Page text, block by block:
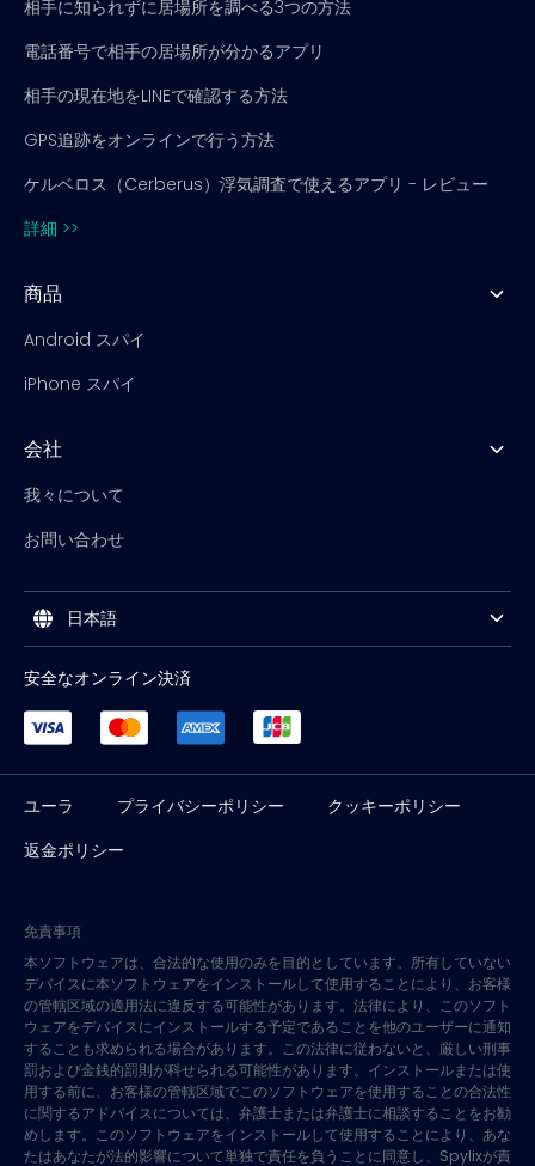
相手に知られずに居場所を調べる3つの方法
電話番号で相手の居場所が分かるアプリ
相手の現在地をLINEで確認する方法
GPS追跡をオンラインで行う方法
ケルベロス（Cerberus）浮気調査で使えるアプリ - レビュー
詳細 >>
商品
Android スパイ
iPhone スパイ
会社
我々について
お問い合わせ
日本語
安全なオンライン決済
ユーラ プライバシーポリシー
クッキーポリシー
返金ポリシー
免責事項
本ソフトウェアは、合法的な使用のみを目的としています。所有していない
デバイスに本ソフトウェアをインストールして使用することにより、お客様
の管轄区域の適用法に違反する可能性があります。法律により、このソフト
ウェアをデバイスにインストールする予定であることを他のユーザーに通知
することも求められる場合があります。この法律に従わないと、厳しい刑事
罰および金銭的罰則が科せられる可能性があります。インストールまたは使
用する前に、お客様の管轄区域でこのソフトウェアを使用することの合法性
に関するアドバイスについては、弁護士または弁護士に相談することをお勧
めします。このソフトウェアをインストールして使用することにより、あな
たはあなたが法的影響について単独で責任を負うことに同意し、Spylixが責